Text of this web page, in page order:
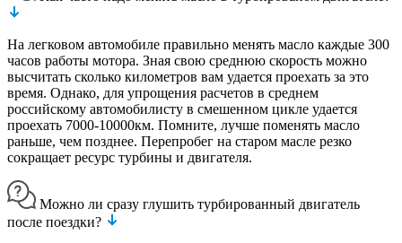
На легковом автомобиле правильно менять масло каждые 300
часов работы мотора. Зная свою среднюю скорость можно
высчитать сколько километров вам удается проехать за это
время. Однако, для упрощения расчетов в среднем
российскому автомобилисту в смешенном цикле удается
проехать 7000-10000км. Помните, лучше поменять масло
раньше, чем позднее. Перепробег на старом масле резко
сокращает ресурс турбины и двигателя.
Можно ли сразу глушить турбированный двигатель
после поездки?